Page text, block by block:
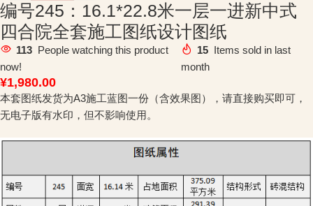
编号245：16.1*22.8米一层一进新中式
四合院全套施工图纸设计图纸
113 People watching this product
now!
15 Items sold in last
month
¥1,980.00
本套图纸发货为A3施工蓝图一份（含效果图），请直接购买即可，
无电子版有水印，但不影响使用。